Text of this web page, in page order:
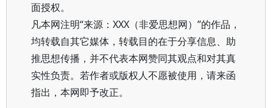
面授权。
凡本网注明“来源：XXX（非爱思想网）”的作品，
均转载自其它媒体，转载目的在于分享信息、助
推思想传播，并不代表本网赞同其观点和对其真
实性负责。若作者或版权人不愿被使用，请来函
指出，本网即予改正。